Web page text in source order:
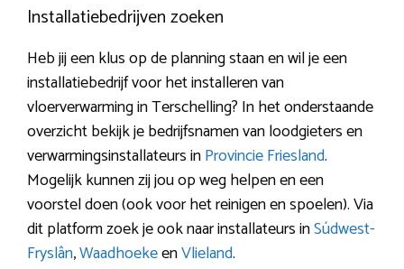
Installatiebedrijven zoeken
Heb jij een klus op de planning staan en wil je een
installatiebedrijf voor het installeren van
vloerverwarming in Terschelling? In het onderstaande
overzicht bekijk je bedrijfsnamen van loodgieters en
verwarmingsinstallateurs inProvincie Friesland.
Mogelijk kunnen zij jou op weg helpen en een
voorstel doen (ook voor het reinigen en spoelen). Via
dit platform zoek je ook naar installateurs inSúdwest-
Fryslân,WaadhoekeenVlieland.